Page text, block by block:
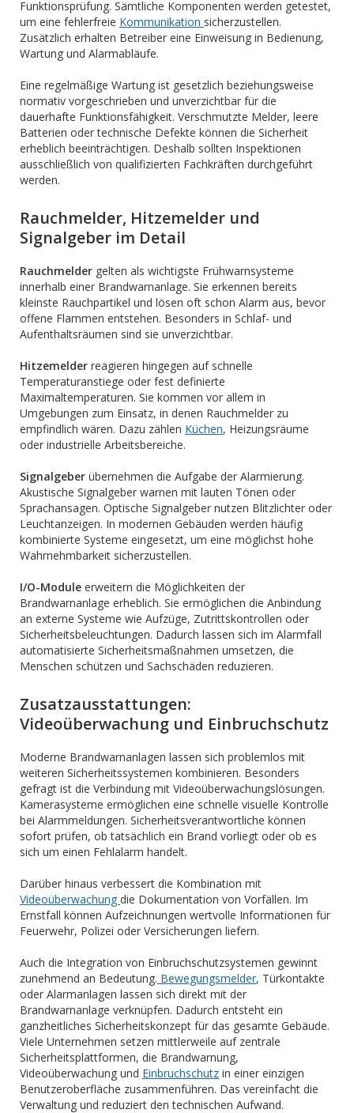
Funktionsprüfung. Sämtliche Komponenten werden getestet,
um eine fehlerfreie Kommunikation sicherzustellen.
Zusätzlich erhalten Betreiber eine Einweisung in Bedienung,
Wartung und Alarmabläufe.
Eine regelmäßige Wartung ist gesetzlich beziehungsweise
normativ vorgeschrieben und unverzichtbar für die
dauerhafte Funktionsfähigkeit. Verschmutzte Melder, leere
Batterien oder technische Defekte können die Sicherheit
erheblich beeinträchtigen. Deshalb sollten Inspektionen
ausschließlich von qualifizierten Fachkräften durchgeführt
werden.
Rauchmelder, Hitzemelder und
Signalgeber im Detail
Rauchmelder gelten als wichtigste Frühwarnsysteme
innerhalb einer Brandwarnanlage. Sie erkennen bereits
kleinste Rauchpartikel und lösen oft schon Alarm aus, bevor
offene Flammen entstehen. Besonders in Schlaf- und
Aufenthaltsräumen sind sie unverzichtbar.
Hitzemelder reagieren hingegen auf schnelle
Temperaturanstiege oder fest definierte
Maximaltemperaturen. Sie kommen vor allem in
Umgebungen zum Einsatz, in denen Rauchmelder zu
empfindlich wären. Dazu zählen Küchen, Heizungsräume
oder industrielle Arbeitsbereiche.
Signalgeber übernehmen die Aufgabe der Alarmierung.
Akustische Signalgeber warnen mit lauten Tönen oder
Sprachansagen. Optische Signalgeber nutzen Blitzlichter oder
Leuchtanzeigen. In modernen Gebäuden werden häufig
kombinierte Systeme eingesetzt, um eine möglichst hohe
Wahrnehmbarkeit sicherzustellen.
I/O-Module erweitern die Möglichkeiten der
Brandwarnanlage erheblich. Sie ermöglichen die Anbindung
an externe Systeme wie Aufzüge, Zutrittskontrollen oder
Sicherheitsbeleuchtungen. Dadurch lassen sich im Alarmfall
automatisierte Sicherheitsmaßnahmen umsetzen, die
Menschen schützen und Sachschäden reduzieren.
Zusatzausstattungen:
Videoüberwachung und Einbruchschutz
Moderne Brandwarnanlagen lassen sich problemlos mit
weiteren Sicherheitssystemen kombinieren. Besonders
gefragt ist die Verbindung mit Videoüberwachungslösungen.
Kamerasysteme ermöglichen eine schnelle visuelle Kontrolle
bei Alarmmeldungen. Sicherheitsverantwortliche können
sofort prüfen, ob tatsächlich ein Brand vorliegt oder ob es
sich um einen Fehlalarm handelt.
Darüber hinaus verbessert die Kombination mit
Videoüberwachung die Dokumentation von Vorfällen. Im
Ernstfall können Aufzeichnungen wertvolle Informationen für
Feuerwehr, Polizei oder Versicherungen liefern.
Auch die Integration von Einbruchschutzsystemen gewinnt
zunehmend an Bedeutung. Bewegungsmelder, Türkontakte
oder Alarmanlagen lassen sich direkt mit der
Brandwarnanlage verknüpfen. Dadurch entsteht ein
ganzheitliches Sicherheitskonzept für das gesamte Gebäude.
Viele Unternehmen setzen mittlerweile auf zentrale
Sicherheitsplattformen, die Brandwarnung,
Videoüberwachung und Einbruchschutz in einer einzigen
Benutzeroberfläche zusammenführen. Das vereinfacht die
Verwaltung und reduziert den technischen Aufwand.